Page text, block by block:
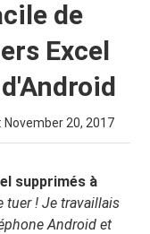
de
Excel
November 20, 2017
supprimés à
tuer ! Je travaillais
Android et